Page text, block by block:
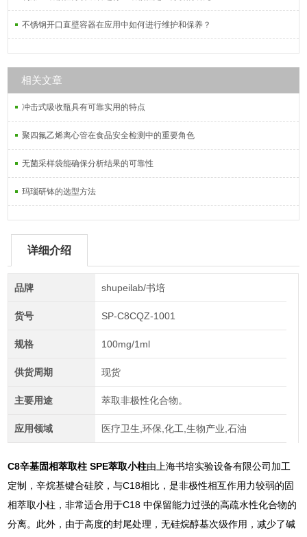
不锈钢开口直壁容器在应用中如何进行维护和保养？
相关文章
冲击式吸收瓶具有可靠实用的特点
聚四氟乙烯离心管在食品安全检测中的重要角色
无菌采样袋能确保分析结果的可靠性
玛瑙研钵的选型方法
详细介绍
品牌 shupeilab/书培
货号 SP-C8CQZ-1001
规格 100mg/1ml
供货周期 现货
主要用途 萃取非极性化合物。
应用领域 医疗卫生,环保,化工,生物产业,石油
C8辛基固相萃取柱 SPE萃取小柱由上海书培实验设备有限公司加工
定制，辛烷基键合硅胶，与C18相比，是非极性相互作用力较弱的固
相萃取小柱，非常适合用于C18 中保留能力过强的高疏水性化合物的
分离。此外，由于高度的封尾处理，无硅烷醇基次级作用，减少了碱